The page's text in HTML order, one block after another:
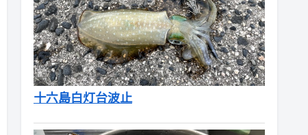
十六島白灯台波止